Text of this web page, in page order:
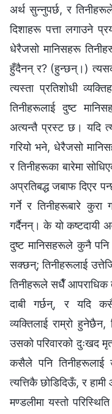
अर्थ सुन्नुपर्छ, र
दिशाहरू पत्ता लगाउने
धेरैजसो मानिसहरू
हुँदैनन् र? (हुन्छन्।)
त्यस्ता प्रतिशोधी
तिनीहरूलाई दुष्ट
अत्यन्तै प्रस्ट छ। यदि
गरियो भने, धेरैजसो
र तिनीहरूका बारेमा
अप्रतिबद्ध जबाफ दिएर
गर्ने र तिनीहरूबारे
गर्दैनन्। के यो कष्टदायी
दुष्ट मानिसहरूले कुनै पनि
सक्छन्; तिनीहरूलाई
तिनीहरूले सधैँ आपराधिक
दाबी गर्छन्, र यदि
व्यक्तिलाई राम्रो
उसको परिवारको दुःखद
कसैले पनि तिनीहरूलाई
त्यत्तिकै छोडिदिऊँ, र
मण्डलीमा यस्तो